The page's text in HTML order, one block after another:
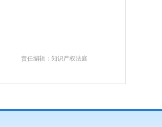
责任编辑：知识产权法庭